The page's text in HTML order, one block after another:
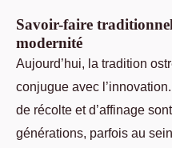
Savoir-faire
modernité
Aujourd’hui, la tradition
conjugue avec
de récolte et d’affinage
générations, parfois au